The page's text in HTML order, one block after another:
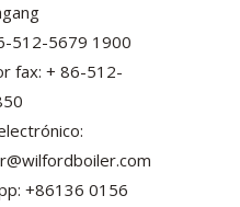
512-5679 1900
fax: + 86-512-
+86136 0156